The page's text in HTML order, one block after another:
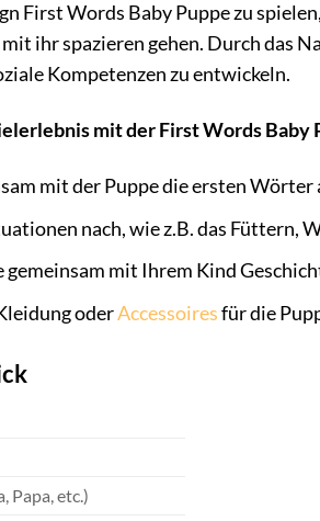
First Words Baby Puppe zu
ihr spazieren gehen. Durch das
Kompetenzen zu entwickeln.
mit der First Words Baby
mit der Puppe die ersten Wörter
nach, wie z.B. das Füttern,
gemeinsam mit Ihrem Kind
oderAccessoiresfür die
Papa, etc.)